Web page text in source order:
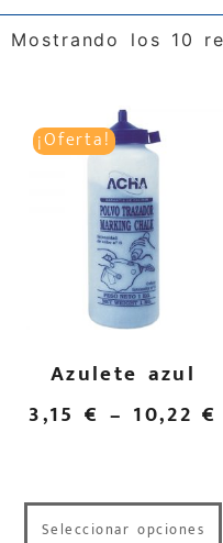
Mostrando los 10
¡Oferta!
Azulete azul
3,15 € – 10,22€
Seleccionar opciones